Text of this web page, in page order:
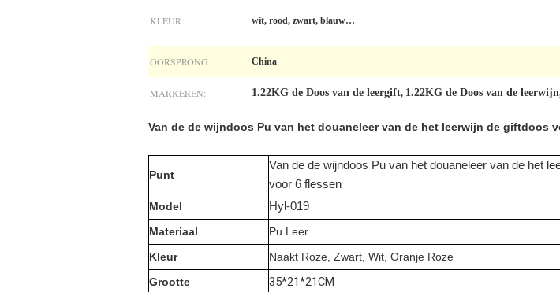
KLEUR: wit, rood, zwart, blauw…
OORSPRONG: China
MARKEREN: 1.22KG de Doos van de leergift, 1.22KG de Doos van de leerwijn
Van de de wijndoos Pu van het douaneleer van de het leerwijn de giftdoos
Punt
Van de de wijndoos Pu van het douaneleer van de het
voor 6 flessen
Model
Hyl-019
Materiaal
Pu Leer
Kleur
Naakt Roze, Zwart, Wit, Oranje Roze
Grootte
35*21*21CM